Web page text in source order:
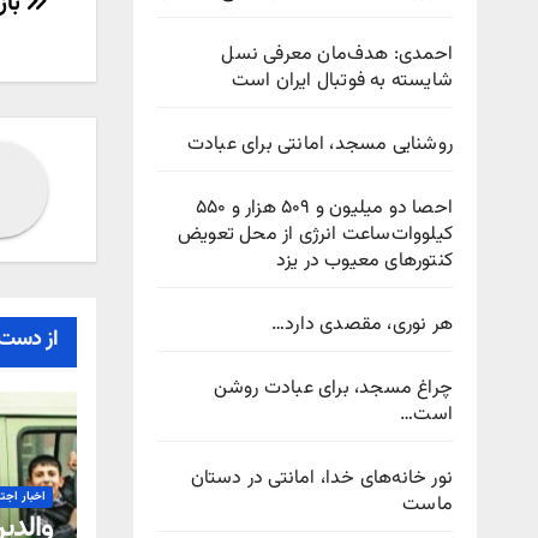
احمدی: هدف‌مان معرفی نسل
شایسته به فوتبال ایران است
روشنایی مسجد، امانتی برای عبادت
احصا دو میلیون و ۵۰۹ هزار و ۵۵۰
کیلووات‌ساعت انرژی از محل تعویض
کنتورهای معیوب در یزد
هر نوری، مقصدی دارد…
چراغ مسجد، برای عبادت روشن
است…
نور خانه‌های خدا، امانتی در دستان
ماست
از
اخبار